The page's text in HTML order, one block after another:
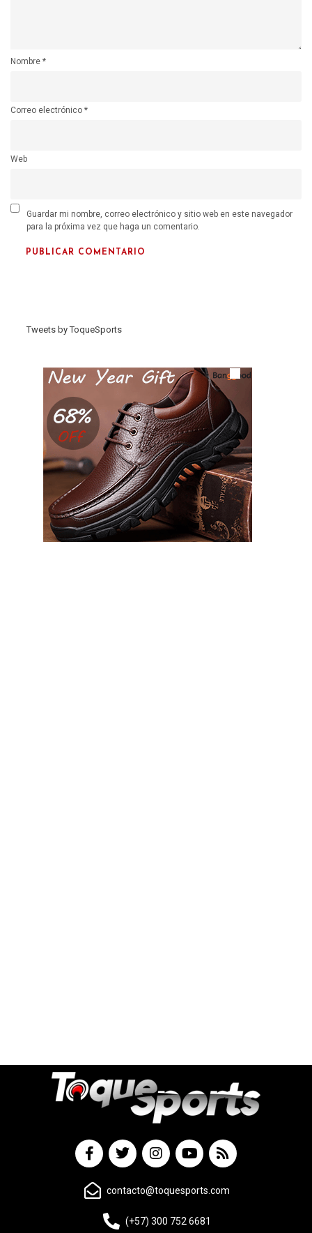
Nombre *
Correo electrónico *
Web
Guardar mi nombre, correo electrónico y sitio web en este navegador
para la próxima vez que haga un comentario.
Tweets by ToqueSports
contacto@toquesports.com
(+57) 300 752 6681